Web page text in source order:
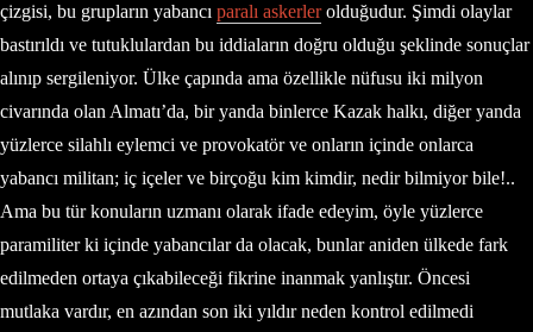
çizgisi, bu grupların yabancı paralı askerlerolduğudur. Şimdi olaylar
bastırıldı ve tutuklulardan bu iddiaların doğru olduğu şeklinde sonuçlar
alınıp sergileniyor. Ülke çapında ama özellikle nüfusu iki milyon
civarında olan Almatı’da, bir yanda binlerce Kazak halkı, diğer yanda
yüzlerce silahlı eylemci ve provokatör ve onların içinde onlarca
yabancı militan; iç içeler ve birçoğu kim kimdir, nedir bilmiyor bile!..
Ama bu tür konuların uzmanı olarak ifade edeyim, öyle yüzlerce
paramiliter ki içinde yabancılar da olacak, bunlar aniden ülkede fark
edilmeden ortaya çıkabileceği fikrine inanmak yanlıştır. Öncesi
mutlaka vardır, en azından son iki yıldır neden kontrol edilmedi